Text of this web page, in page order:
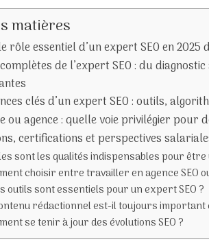
matières
rôle essentiel d’un expert SEO en
de l’expert SEO : du
clés d’un expert SEO : outils,
ou agence : quelle voie privilégier pour
certifications et perspectives
sont les qualités indispensables pour
choisir entre travailler en agence SEO
outils sont essentiels pour un expert SEO ?
rédactionnel est-il toujours important
se tenir à jour des évolutions SEO ?